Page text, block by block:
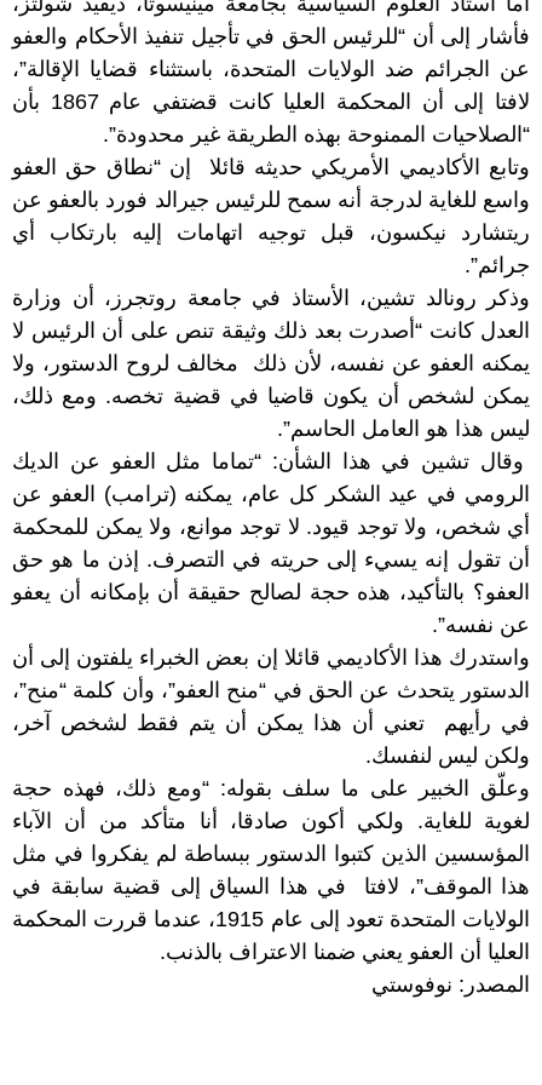
فأشار إلى أن “للرئيس الحق في تأجيل تنفيذ الأحكام والعفو
عن الجرائم ضد الولايات المتحدة، باستثناء قضايا الإقالة”،
لافتا إلى أن المحكمة العليا كانت قضتفي عام 1867 بأن
“الصلاحيات الممنوحة بهذه الطريقة غير محدودة”.
وتابع الأكاديمي الأمريكي حديثه قائلا إن “نطاق حق العفو
واسع للغاية لدرجة أنه سمح للرئيس جيرالد فورد بالعفو عن
ريتشارد نيكسون، قبل توجيه اتهامات إليه بارتكاب أي
جرائم”.
وذكر رونالد تشين، الأستاذ في جامعة روتجرز، أن وزارة
العدل كانت “أصدرت بعد ذلك وثيقة تنص على أن الرئيس لا
يمكنه العفو عن نفسه، لأن ذلك مخالف لروح الدستور، ولا
يمكن لشخص أن يكون قاضيا في قضية تخصه. ومع ذلك،
ليس هذا هو العامل الحاسم”.
وقال تشين في هذا الشأن: “تماما مثل العفو عن الديك
الرومي في عيد الشكر كل عام، يمكنه (ترامب) العفو عن
أي شخص، ولا توجد قيود. لا توجد موانع، ولا يمكن للمحكمة
أن تقول إنه يسيء إلى حريته في التصرف. إذن ما هو حق
العفو؟ بالتأكيد، هذه حجة لصالح حقيقة أن بإمكانه أن يعفو
عن نفسه”.
واستدرك هذا الأكاديمي قائلا إن بعض الخبراء يلفتون إلى أن
الدستور يتحدث عن الحق في “منح العفو”، وأن كلمة “منح”،
في رأيهم تعني أن هذا يمكن أن يتم فقط لشخص آخر،
ولكن ليس لنفسك.
وعلّق الخبير على ما سلف بقوله: “ومع ذلك، فهذه حجة
لغوية للغاية. ولكي أكون صادقا، أنا متأكد من أن الآباء
المؤسسين الذين كتبوا الدستور ببساطة لم يفكروا في مثل
هذا الموقف”، لافتا في هذا السياق إلى قضية سابقة في
الولايات المتحدة تعود إلى عام 1915، عندما قررت المحكمة
العليا أن العفو يعني ضمنا الاعتراف بالذنب.
المصدر: نوفوستي